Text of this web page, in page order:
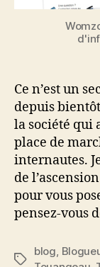
Ce n’est un
depuis
la société qui
place de
internautes.
de
pour vous
pensez-vous
Étiquettes
blog,